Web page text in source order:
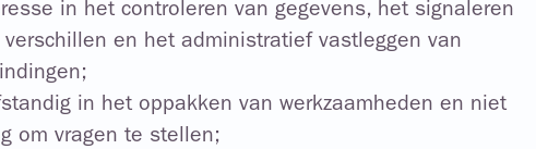
in het controleren van gegevens, het signaleren
verschillen en het administratief vastleggen van
in het oppakken van werkzaamheden en niet
om vragen te stellen;